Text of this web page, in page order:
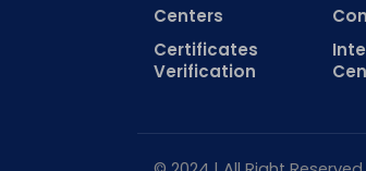
Centers
Certificates
Verification